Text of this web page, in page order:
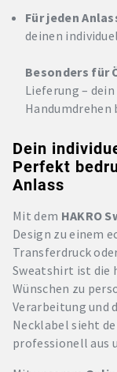
Für jeden
deinen
Besonders für
Lieferung –
Handumdrehen
Dein
Perfekt
Anlass
Mit dem HAKRO
Design zu einem
Transferdruck
Sweatshirt ist die
Wünschen zu
Verarbeitung und
Necklabel sieht
professionell aus